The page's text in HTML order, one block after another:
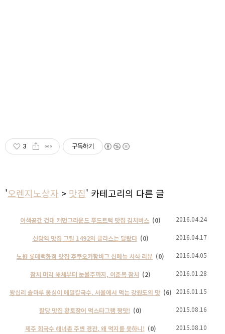
3 구독하기
'오렌지노상자 > 맛집' 카테고리의 다른 글
이색공간 건대 커먼그라운드 푸드트럭 맛집 김치버스 (0) 2016.04.24
신당역 맛집 그릴 1492의 클라스는 달랐다 (0) 2016.04.17
노원 롯데백화점 맛집 후쿠오카함바그 신메뉴 시식 리뷰 (0) 2016.04.05
참치 머리 해체부터 눈물주까지, 이춘복 참치 (2) 2016.01.28
왕십리 솔마루 옹심이 메밀칼국수. 서울에서 먹는 강원도의 맛 (6) 2016.01.15
팔당 맛집 황토장어 먹스타그램 짱맛! (0) 2015.08.16
제주 회국수 해녀촌 주변 경관. 왜 먹지를 못하니! (0) 2015.08.10